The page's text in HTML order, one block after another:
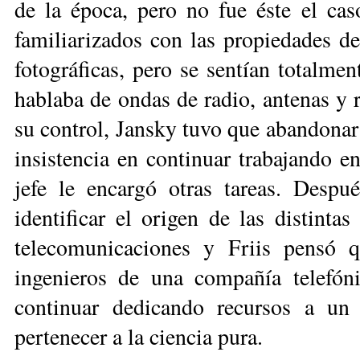
de la época, pero no fue éste el
familiarizados con las propiedades
fotográficas, pero se sentían
hablaba de on­das de radio, antenas y
su con­trol, Jansky tuvo que
insistencia en continuar trabajando
jefe le encargó otras tareas.
identificar el origen de las
telecomuni­caciones y Friis pensó
ingenieros de una compañía
continuar dedicando re­cursos a
pertenecer a la ciencia pura.